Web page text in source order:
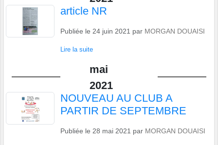
article NR
Publiée le 24 juin 2021 par MORGAN DOUAISI
Lire la suite
mai
2021
NOUVEAU AU CLUB A
PARTIR DE SEPTEMBRE
Publiée le 28 mai 2021 par MORGAN DOUAISI